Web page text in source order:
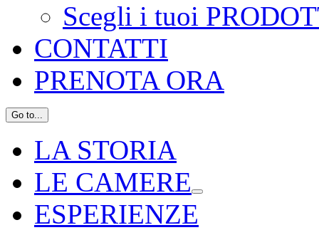
Scegli i tuoi
CONTATTI
PRENOTA ORA
Go to...
LA STORIA
LE CAMERE
ESPERIENZE